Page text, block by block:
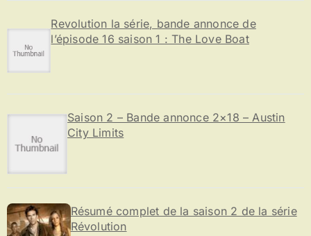
Revolution la série, bande annonce de
l’épisode 16 saison 1 : The Love Boat
Saison 2 – Bande annonce 2×18 – Austin
City Limits
Résumé complet de la saison 2 de la série
Révolution